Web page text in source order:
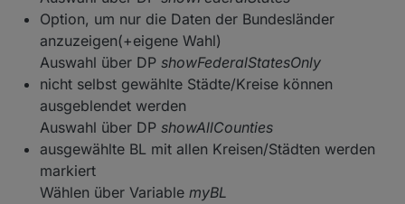
die Anzeige erfolgt dann am Beginn der Tabelle
Ein Minimalwert kann definiert werden, kleinere
Werte werden ausgeblendet
Die Daten stehen als JSON und HTML Tabelle zur
Verfügung, um sie in VIS darstellen zu können
Adapter neue Daten liefert
Bewertung mit Ampelfarben
Einfache Darstellung in VIS
Skript für 7 Tage Werte aller Landkreise
Simples VIS Template alle Daten
(erfordert den inventwo widget Adapter)
Option, um nur die Daten der Bundesländer
anzuzeigen(+eigene Wahl)
Auswahl über DP showFederalStatesOnly
nicht selbst gewählte Städte/Kreise können
ausgeblendet werden
Auswahl über DP showAllCounties
ausgewählte BL mit allen Kreisen/Städten werden
markiert
Wählen über Variable myBL